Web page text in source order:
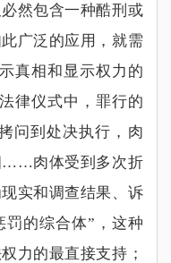
然包含一种酷刑或
广泛的应用，就需
真相和显示权力的
律仪式中，罪行的
问到处决执行，肉
……肉体受到多次折
实和调查结果、诉
罚的综合体” ，这种
力的最直接支持；